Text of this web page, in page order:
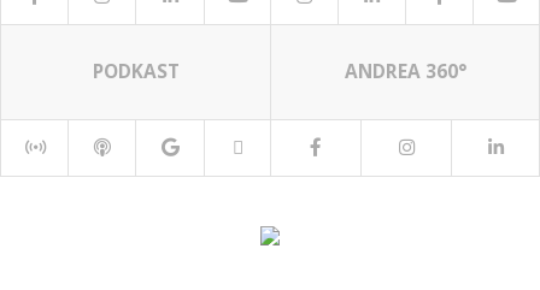
PODKAST ANDREA 360°